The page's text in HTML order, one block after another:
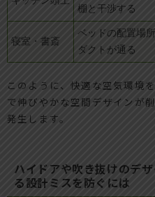
棚と干渉する
寝室・書斎
ベッドの配置場
ダクトが通る
このように、快適な空気環境
で伸びやかな空間デザインが
発生します。
ハイドアや吹き抜けのデ
る設計ミスを防ぐには